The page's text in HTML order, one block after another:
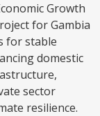
Growth
for Gambia
for stable
domestic
sector
resilience.